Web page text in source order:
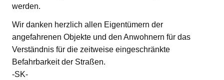
werden.
Wir danken herzlich allen Eigentümern der
angefahrenen Objekte und den Anwohnern für das
Verständnis für die zeitweise eingeschränkte
Befahrbarkeit der Straßen.
-SK-